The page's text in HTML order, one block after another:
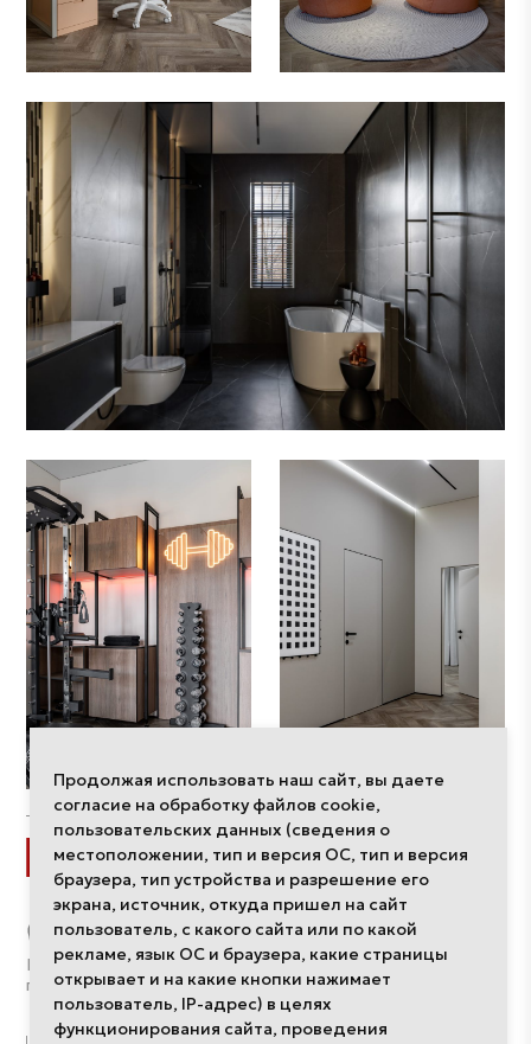
Продолжая использовать наш сайт, вы даете
согласие на обработку файлов cookie,
пользовательских данных (сведения о
местоположении, тип и версия ОС, тип и версия
браузера, тип устройства и разрешение его
экрана, источник, откуда пришел на сайт
пользователь, с какого сайта или по какой
рекламе, язык ОС и браузера, какие страницы
открывает и на какие кнопки нажимает
пользователь, IP-адрес) в целях
функционирования сайта, проведения
Политика обработки
персональных данных
Разделы
Интерьеры
Компании
Дизайнеры
О редакции